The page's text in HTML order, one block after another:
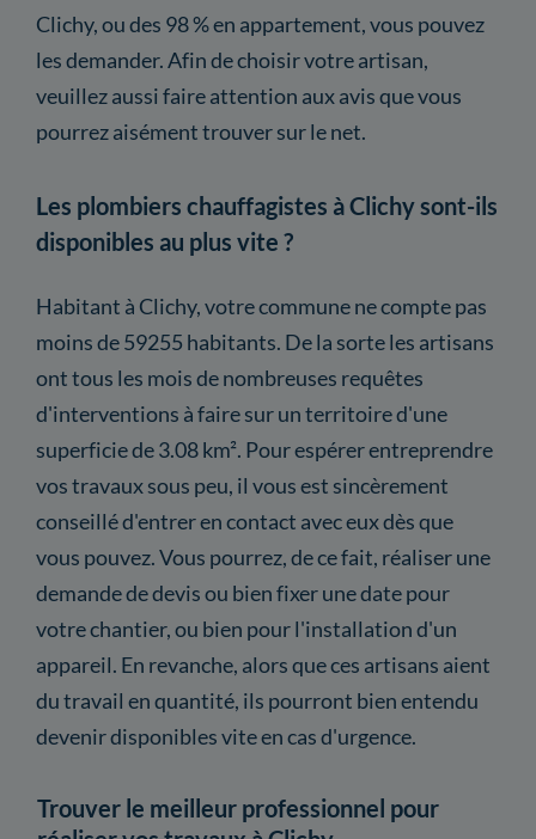
Clichy, ou des 98 % en appartement, vous pouvez
les demander. Afin de choisir votre artisan,
veuillez aussi faire attention aux avis que vous
pourrez aisément trouver sur le net.
Les plombiers chauffagistes à Clichy sont-ils
disponibles au plus vite ?
Habitant à Clichy, votre commune ne compte pas
moins de 59255 habitants. De la sorte les artisans
ont tous les mois de nombreuses requêtes
d'interventions à faire sur un territoire d'une
superficie de 3.08 km². Pour espérer entreprendre
vos travaux sous peu, il vous est sincèrement
conseillé d'entrer en contact avec eux dès que
vous pouvez. Vous pourrez, de ce fait, réaliser une
demande de devis ou bien fixer une date pour
votre chantier, ou bien pour l'installation d'un
appareil. En revanche, alors que ces artisans aient
du travail en quantité, ils pourront bien entendu
devenir disponibles vite en cas d'urgence.
Trouver le meilleur professionnel pour